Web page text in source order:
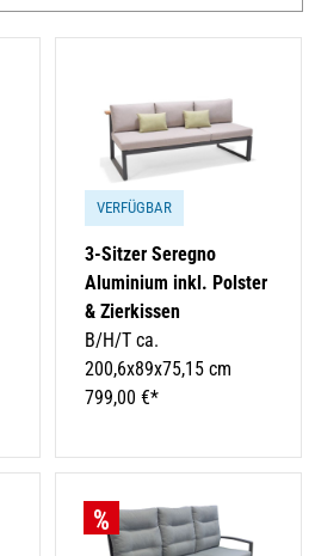
VERFÜGBAR
3-Sitzer Seregno
Aluminium inkl. Polster
& Zierkissen
B/H/T ca.
200,6x89x75,15 cm
799,00 €*